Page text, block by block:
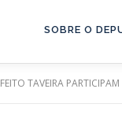
SOBRE O
TAVEIRA